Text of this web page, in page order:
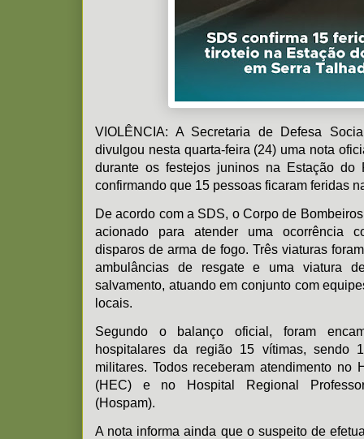
VIOLÊNCIA: A Secretaria de Defesa
divulgou nesta quarta-feira (24) uma nota
durante os festejos juninos na Estação do
confirmando que 15 pessoas ficaram feridas
De acordo com a SDS, o Corpo de
acionado para atender uma ocorrência
disparos de arma de fogo. Três viaturas
ambulâncias de resgate e uma viatura
salvamento, atuando em conjunto com
locais.
Segundo o balanço oficial, foram
hospitalares da região 15 vítimas, sendo
militares. Todos receberam atendimento no
(HEC) e no Hospital Regional
(Hospam).
A nota informa ainda que o suspeito de